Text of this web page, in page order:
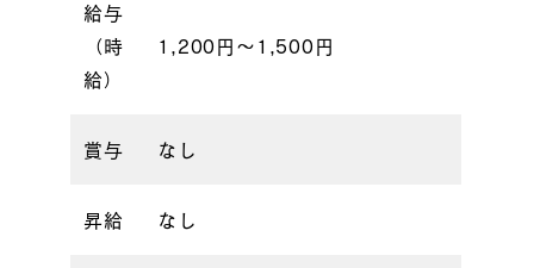
給与
（時
給）
1,200円〜1,500円
賞与 なし
昇給 なし